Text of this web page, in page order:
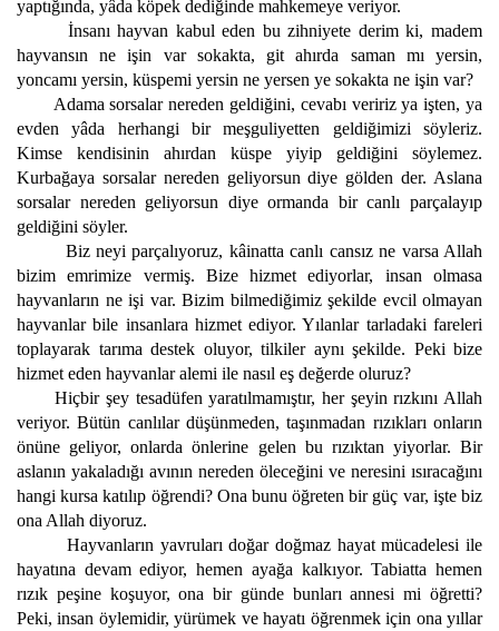
yaptığında, yâda köpek dediğinde mahkemeye veriyor.
İnsanı hayvan kabul eden bu zihniyete derim ki, madem
hayvansın ne işin var sokakta, git ahırda saman mı yersin,
yoncamı yersin, küspemi yersin ne yersen ye sokakta ne işin var?
Adama sorsalar nereden geldiğini, cevabı veririz ya işten, ya
evden yâda herhangi bir meşguliyetten geldiğimizi söyleriz.
Kimse kendisinin ahırdan küspe yiyip geldiğini söylemez.
Kurbağaya sorsalar nereden geliyorsun diye gölden der. Aslana
sorsalar nereden geliyorsun diye ormanda bir canlı parçalayıp
geldiğini söyler.
Biz neyi parçalıyoruz, kâinatta canlı cansız ne varsa Allah
bizim emrimize vermiş. Bize hizmet ediyorlar, insan olmasa
hayvanların ne işi var. Bizim bilmediğimiz şekilde evcil olmayan
hayvanlar bile insanlara hizmet ediyor. Yılanlar tarladaki fareleri
toplayarak tarıma destek oluyor, tilkiler aynı şekilde. Peki bize
hizmet eden hayvanlar alemi ile nasıl eş değerde oluruz?
Hiçbir şey tesadüfen yaratılmamıştır, her şeyin rızkını Allah
veriyor. Bütün canlılar düşünmeden, taşınmadan rızıkları onların
önüne geliyor, onlarda önlerine gelen bu rızıktan yiyorlar. Bir
aslanın yakaladığı avının nereden öleceğini ve neresini ısıracağını
hangi kursa katılıp öğrendi? Ona bunu öğreten bir güç var, işte biz
ona Allah diyoruz.
Hayvanların yavruları doğar doğmaz hayat mücadelesi ile
hayatına devam ediyor, hemen ayağa kalkıyor. Tabiatta hemen
rızık peşine koşuyor, ona bir günde bunları annesi mi öğretti?
Peki, insan öylemidir, yürümek ve hayatı öğrenmek için ona yıllar